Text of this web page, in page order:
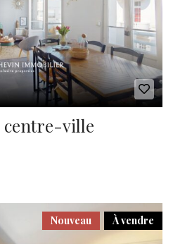
centre-ville
À vendre
Nouveau